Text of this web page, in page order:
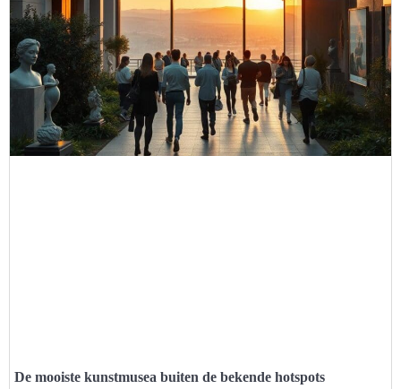
De mooiste kunstmusea buiten de bekende hotspots